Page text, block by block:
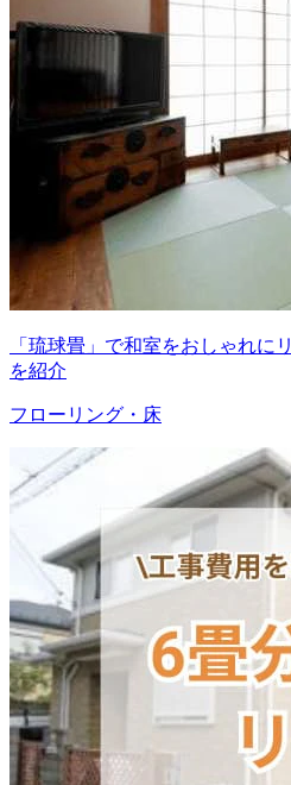
「琉球畳」で和室をおしゃれに
を紹介
フローリング・床